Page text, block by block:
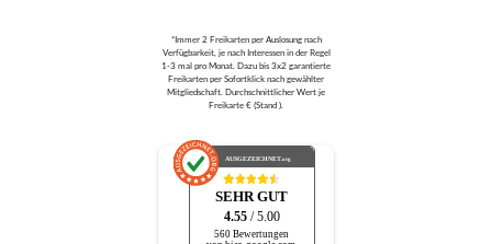
*Immer 2 Freikarten per Auslosung nach
Verfügbarkeit, je nach Interessen in der Regel
1-3 mal pro Monat. Dazu bis 3x2 garantierte
Freikarten per Sofortklick nach gewählter
Mitgliedschaft. Durchschnittlicher Wert je
Freikarte € (Stand ).
AUSGEZEICHNET.org
SEHR GUT
4.55 / 5.00
560 Bewertungen